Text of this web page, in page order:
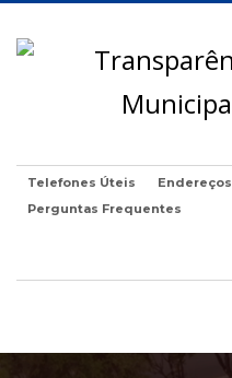
Telefones Úteis Endereços
Perguntas Frequentes